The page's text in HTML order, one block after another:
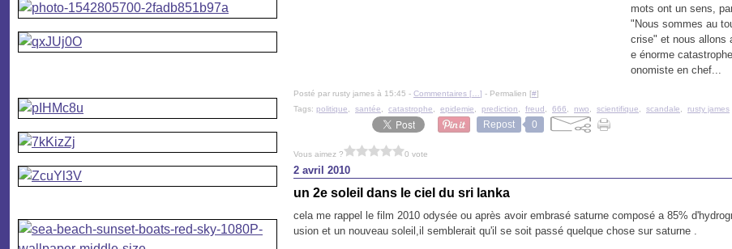
mots ont un sens,
"Nous sommes au
crise" et nous allons
e énorme
onomiste en chef...
Posté par rusty james à 15:45 - Commentaires [ ] - Permalien [#]
Tags: politique santée catastrophe epidemie prediction freud 666 nwo scientifique scandale rusty james
Repost 0
Vous aimez ? 0 vote
2 avril 2010
un 2e soleil dans le ciel du sri lanka
cela me rappel le film 2010 odysée ou après avoir embrasé saturne composé a 85%
usion et un nouveau soleil,il semblerait qu'il se soit passé quelque chose sur saturne .